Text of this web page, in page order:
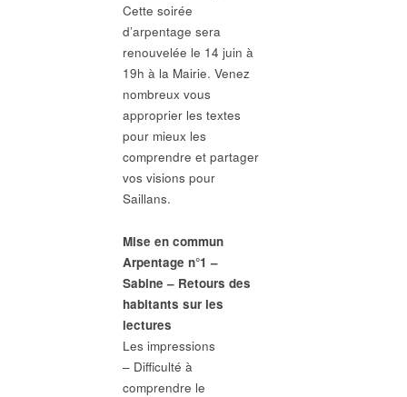
Cette soirée
d’arpentage sera
renouvelée le 14 juin à
19h à la Mairie. Venez
nombreux vous
approprier les textes
pour mieux les
comprendre et partager
vos visions pour
Saillans.
Mise en commun
Arpentage n°1 –
Sabine – Retours des
habitants sur les
lectures
Les impressions
– Difficulté à
comprendre le